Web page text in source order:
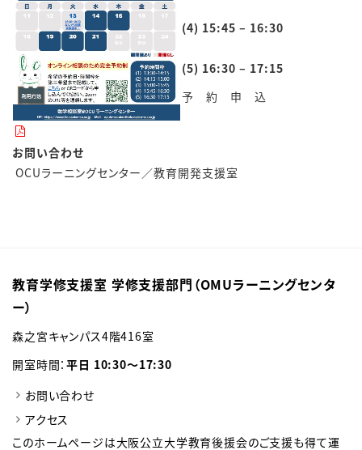
(4) 15:45 – 16:30
(5) 16:30 – 17:15
予 約 申 込
お問い合わせ
OCUラーニングセンター／教育開発支援室
教育学修支援室 学修支援部門（OMUラーニングセンタ
ー）
森之宮キャンパス4階416室
開室時間：平日 10:30～17:30
お問い合わせ
アクセス
このホームページは大阪公立大学教育後援会のご支援も得て運